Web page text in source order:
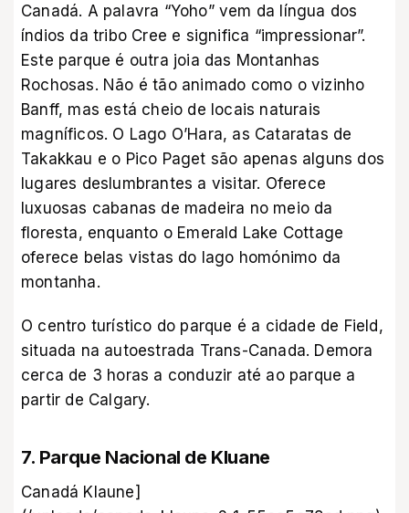
Canadá. A palavra “Yoho” vem da língua dos
índios da tribo Cree e significa “impressionar”.
Este parque é outra joia das Montanhas
Rochosas. Não é tão animado como o vizinho
Banff, mas está cheio de locais naturais
magníficos. O Lago O’Hara, as Cataratas de
Takakkau e o Pico Paget são apenas alguns dos
lugares deslumbrantes a visitar. Oferece
luxuosas cabanas de madeira no meio da
floresta, enquanto o Emerald Lake Cottage
oferece belas vistas do lago homónimo da
montanha.
O centro turístico do parque é a cidade de Field,
situada na autoestrada Trans-Canada. Demora
cerca de 3 horas a conduzir até ao parque a
partir de Calgary.
7. Parque Nacional de Kluane
Canadá Klaune]